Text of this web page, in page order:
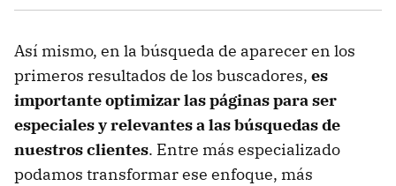
Así mismo, en la búsqueda de aparecer en los
primeros resultados de los buscadores, es
importante optimizar las páginas para ser
especiales y relevantes a las búsquedas de
nuestros clientes. Entre más especializado
podamos transformar ese enfoque, más